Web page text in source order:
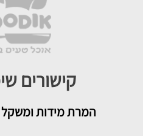
קישורים
המרת מידות ומשקל